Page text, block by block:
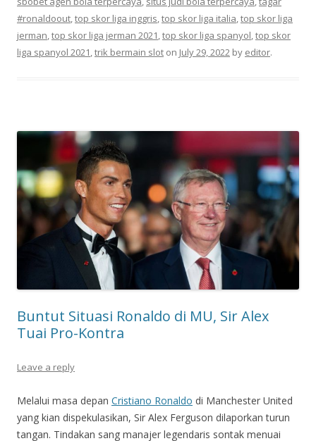
#ronaldoout,top skor liga inggris,top skor liga italia,top skor liga
jerman,top skor liga jerman 2021,top skor liga spanyol,top skor
liga spanyol 2021,trik bermain slot on July 29, 2022 by editor.
Buntut Situasi Ronaldo di MU, Sir Alex
Tuai Pro-Kontra
Leave a reply
Melalui masa depan Cristiano Ronaldo di Manchester United
yang kian dispekulasikan, Sir Alex Ferguson dilaporkan turun
tangan. Tindakan sang manajer legendaris sontak menuai